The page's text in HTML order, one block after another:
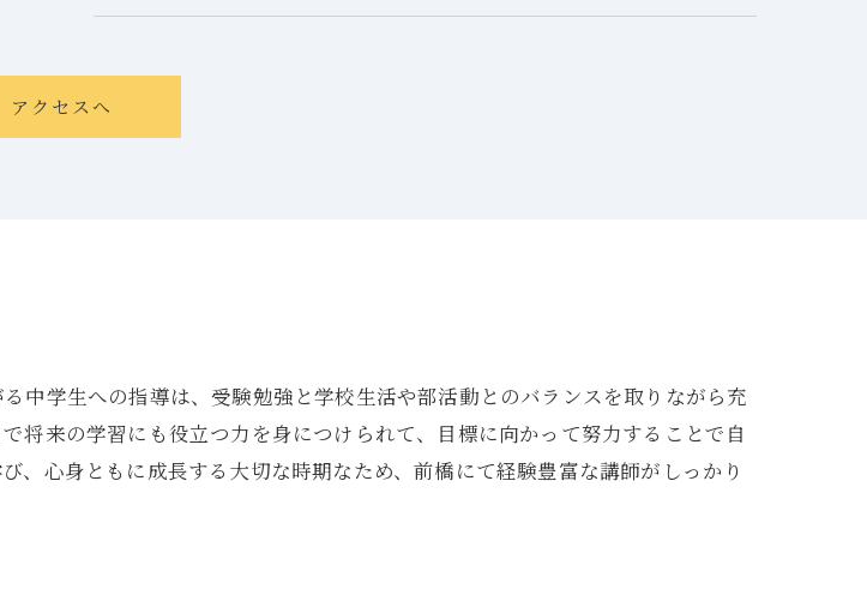
アクセスへ
中学生への指導は、受験勉強と学校生活や部活動とのバランスを取りながら充
将来の学習にも役立つ力を身につけられて、目標に向かって努力することで自
、心身ともに成長する大切な時期なため、前橋にて経験豊富な講師がしっかり